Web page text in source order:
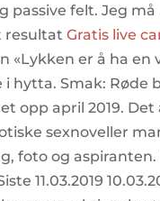
passive felt. Jeg
resultatGratis live
er å ha en
hytta. Smak: Røde
opp april 2019. Det
sexnoveller
foto og aspiranten.
11.03.2019